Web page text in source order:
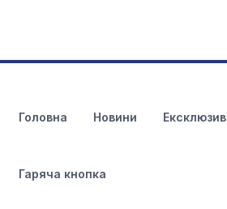
Головна Новини Ексклюзив
Гаряча кнопка